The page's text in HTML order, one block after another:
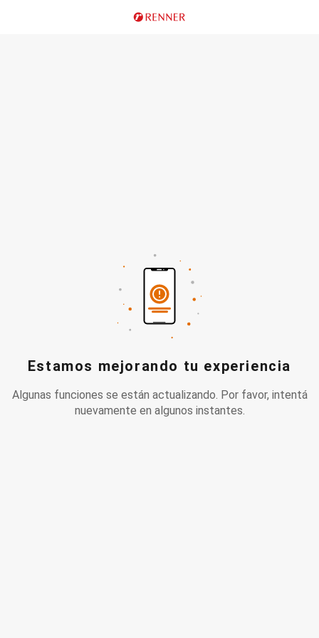
Estamos mejorando tu experiencia
Algunas funciones se están actualizando. Por favor, intentá
nuevamente en algunos instantes.